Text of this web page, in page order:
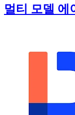
멀티 모델 에